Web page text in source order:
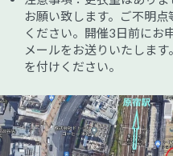
お願い致します。ご不明
ください。開催3日前にお
メールをお送りいたしま
を付けください。